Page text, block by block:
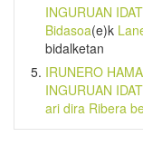
INGURUAN
Bidasoa(e)k
bidalketan
IRUNERO
INGURUAN
ari dira Ribera